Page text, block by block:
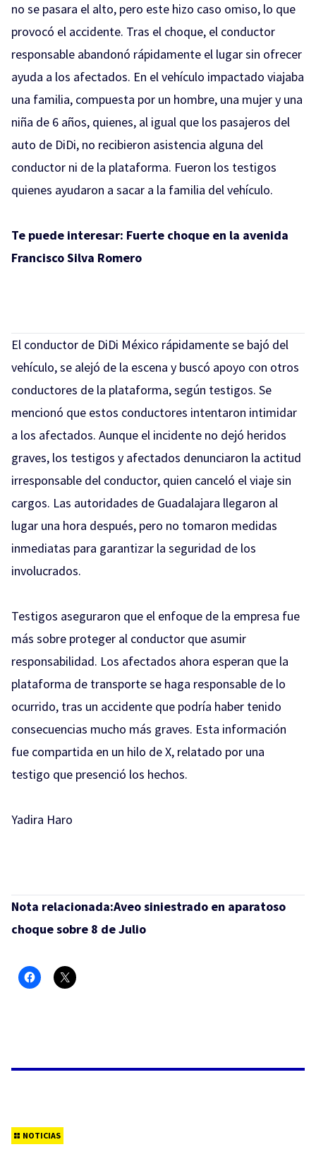
no se pasara el alto, pero este hizo caso omiso, lo que
provocó el accidente. Tras el choque, el conductor
responsable abandonó rápidamente el lugar sin ofrecer
ayuda a los afectados. En el vehículo impactado viajaba
una familia, compuesta por un hombre, una mujer y una
niña de 6 años, quienes, al igual que los pasajeros del
auto de DiDi, no recibieron asistencia alguna del
conductor ni de la plataforma. Fueron los testigos
quienes ayudaron a sacar a la familia del vehículo.
Te puede interesar: Fuerte choque en la avenida
Francisco Silva Romero
El conductor de DiDi México rápidamente se bajó del
vehículo, se alejó de la escena y buscó apoyo con otros
conductores de la plataforma, según testigos. Se
mencionó que estos conductores intentaron intimidar
a los afectados. Aunque el incidente no dejó heridos
graves, los testigos y afectados denunciaron la actitud
irresponsable del conductor, quien canceló el viaje sin
cargos. Las autoridades de Guadalajara llegaron al
lugar una hora después, pero no tomaron medidas
inmediatas para garantizar la seguridad de los
involucrados.
Testigos aseguraron que el enfoque de la empresa fue
más sobre proteger al conductor que asumir
responsabilidad. Los afectados ahora esperan que la
plataforma de transporte se haga responsable de lo
ocurrido, tras un accidente que podría haber tenido
consecuencias mucho más graves. Esta información
fue compartida en un hilo de X, relatado por una
testigo que presenció los hechos.
Yadira Haro
Nota relacionada:Aveo siniestrado en aparatoso
choque sobre 8 de Julio
NOTICIAS